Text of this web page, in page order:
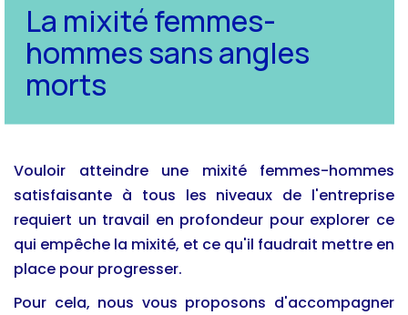
La mixité femmes-
hommes sans angles
morts
Vouloir atteindre une mixité femmes-hommes
satisfaisante à tous les niveaux de l'entreprise
requiert un travail en profondeur pour explorer ce
qui empêche la mixité, et ce qu'il faudrait mettre en
place pour progresser.
Pour cela, nous vous proposons d'accompagner